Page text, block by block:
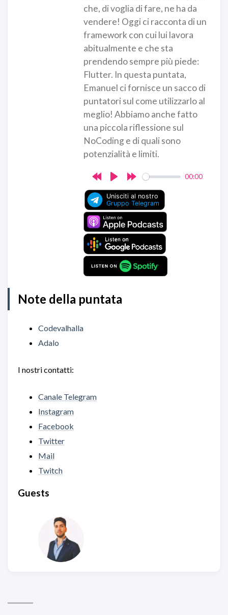
che, di voglia di fare, ne ha da
vendere! Oggi ci racconta di un
framework con cui lui lavora
abitualmente e che sta
prendendo sempre più piede:
Flutter. In questa puntata,
Emanuel ci fornisce un sacco di
puntatori sul come utilizzarlo al
meglio! Abbiamo anche fatto
una piccola riflessione sul
NoCoding e di quali sono
potenzialità e limiti.
Rewind
10s
Play Forward
10s
00:00
Note della puntata
Codevalhalla
Adalo
I nostri contatti:
Canale Telegram
Instagram
Facebook
Twitter
Mail
Twitch
Guests